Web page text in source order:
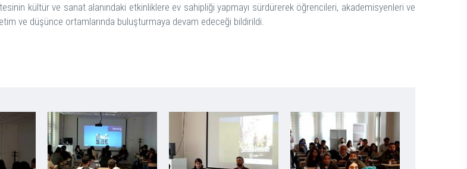
kültür ve sanat alanındaki etkinliklere ev sahipliği yapmayı sürdürerek öğrencileri, akademisyenleri ve
ve düşünce ortamlarında buluşturmaya devam edeceği bildirildi.